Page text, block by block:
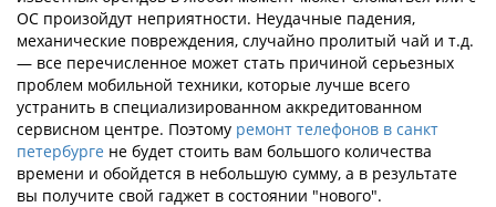
ОС произойдут неприятности. Неудачные падения,
механические повреждения, случайно пролитый чай и т.д.
— все перечисленное может стать причиной серьезных
проблем мобильной техники, которые лучше всего
устранить в специализированном аккредитованном
сервисном центре. Поэтому ремонт телефонов в санкт
петербурге не будет стоить вам большого количества
времени и обойдется в небольшую сумму, а в результате
вы получите свой гаджет в состоянии "нового".